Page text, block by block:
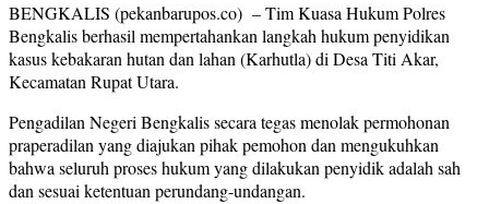
BENGKALIS (pekanbarupos.co) – Tim Kuasa Hukum Polres
Bengkalis berhasil mempertahankan langkah hukum penyidikan
kasus kebakaran hutan dan lahan (Karhutla) di Desa Titi Akar,
Kecamatan Rupat Utara.
Pengadilan Negeri Bengkalis secara tegas menolak permohonan
praperadilan yang diajukan pihak pemohon dan mengukuhkan
bahwa seluruh proses hukum yang dilakukan penyidik adalah sah
dan sesuai ketentuan perundang-undangan.